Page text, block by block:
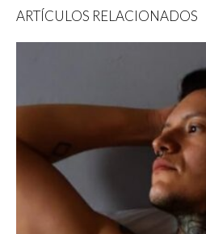
ARTÍCULOS RELACIONADOS